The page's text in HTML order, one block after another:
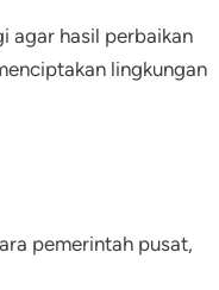
agar hasil perbaikan
lingkungan
pemerintah pusat,